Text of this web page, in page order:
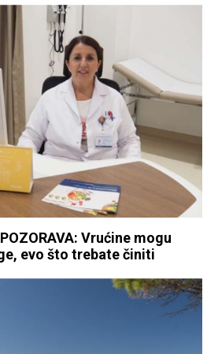
Vrućine mogu
evo što trebate činiti